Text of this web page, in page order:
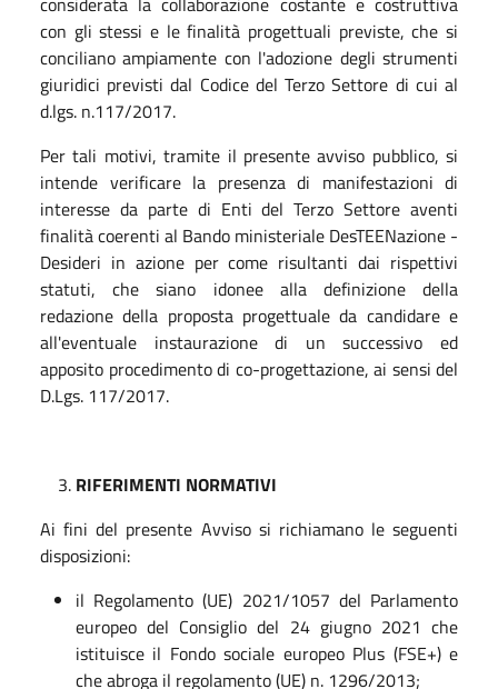
con gli stessi e le finalità progettuali previste, che si
conciliano ampiamente con l'adozione degli strumenti
giuridici previsti dal Codice del Terzo Settore di cui al
d.lgs. n.117/2017.
Per tali motivi, tramite il presente avviso pubblico, si
intende verificare la presenza di manifestazioni di
interesse da parte di Enti del Terzo Settore aventi
finalità coerenti al Bando ministeriale DesTEENazione -
Desideri in azione per come risultanti dai rispettivi
statuti, che siano idonee alla definizione della
redazione della proposta progettuale da candidare e
all'eventuale instaurazione di un successivo ed
apposito procedimento di co-progettazione, ai sensi del
D.Lgs. 117/2017.
RIFERIMENTI NORMATIVI
Ai fini del presente Avviso si richiamano le seguenti
disposizioni:
il Regolamento (UE) 2021/1057 del Parlamento
europeo del Consiglio del 24 giugno 2021 che
istituisce il Fondo sociale europeo Plus (FSE+) e
che abroga il regolamento (UE) n. 1296/2013;